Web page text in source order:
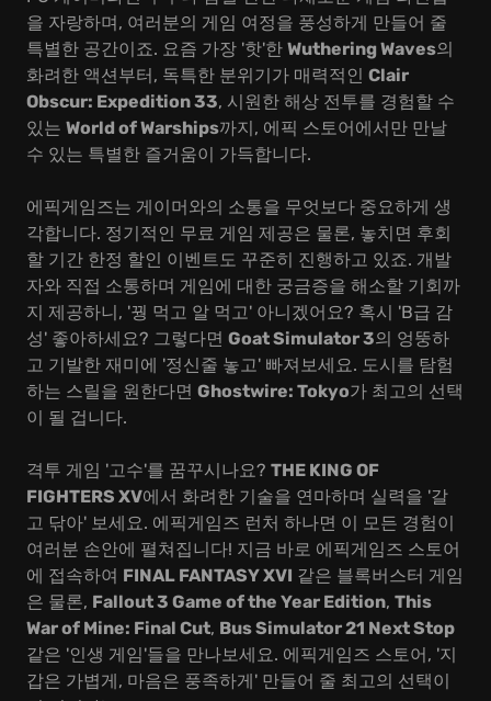
을 자랑하며, 여러분의 게임 여정을 풍성하게 만들어 줄
특별한 공간이죠. 요즘 가장 '핫'한 Wuthering Waves의
화려한 액션부터, 독특한 분위기가 매력적인 Clair
Obscur: Expedition 33, 시원한 해상 전투를 경험할 수
있는 World of Warships까지, 에픽 스토어에서만 만날
수 있는 특별한 즐거움이 가득합니다.
에픽게임즈는 게이머와의 소통을 무엇보다 중요하게 생
각합니다. 정기적인 무료 게임 제공은 물론, 놓치면 후회
할 기간 한정 할인 이벤트도 꾸준히 진행하고 있죠. 개발
자와 직접 소통하며 게임에 대한 궁금증을 해소할 기회까
지 제공하니, '꿩 먹고 알 먹고' 아니겠어요? 혹시 'B급 감
성' 좋아하세요? 그렇다면 Goat Simulator 3의 엉뚱하
고 기발한 재미에 '정신줄 놓고' 빠져보세요. 도시를 탐험
하는 스릴을 원한다면 Ghostwire: Tokyo가 최고의 선택
이 될 겁니다.
격투 게임 '고수'를 꿈꾸시나요? THE KING OF
FIGHTERS XV에서 화려한 기술을 연마하며 실력을 '갈
고 닦아' 보세요. 에픽게임즈 런처 하나면 이 모든 경험이
여러분 손안에 펼쳐집니다! 지금 바로 에픽게임즈 스토어
에 접속하여 FINAL FANTASY XVI 같은 블록버스터 게임
은 물론, Fallout 3 Game of the Year Edition, This
War of Mine: Final Cut, Bus Simulator 21 Next Stop
같은 '인생 게임'들을 만나보세요. 에픽게임즈 스토어, '지
갑은 가볍게, 마음은 풍족하게' 만들어 줄 최고의 선택이